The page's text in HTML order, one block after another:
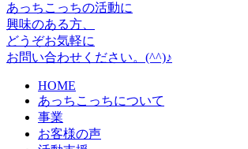
あっちこっちの活動に
興味のある方、
どうぞお気軽に
お問い合わせください。(^^)♪
HOME
あっちこっちについて
事業
お客様の声